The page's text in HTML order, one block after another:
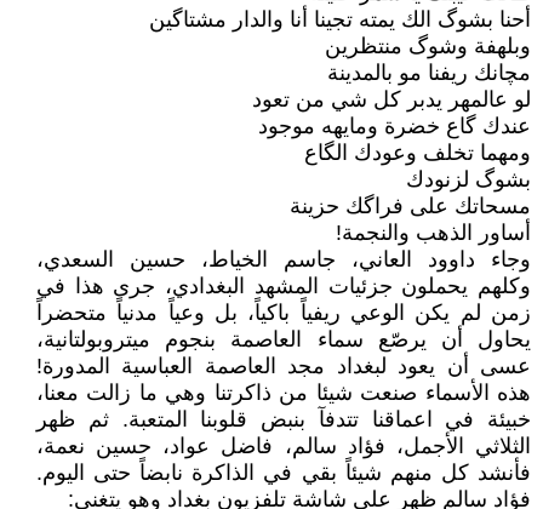
أحنا بشوگ الك يمته تجينا أنا والدار مشتاگين
وبلهفة وشوگ منتظرين
مچانك ريفنا مو بالمدينة
لو عالمهر يدبر كل شي من تعود
عندك گاع خضرة ومايهه موجود
ومهما تخلف وعودك الگاع
بشوگ لزنودك
مسحاتك على فراگك حزينة
أساور الذهب والنجمة!
وجاء داوود العاني، جاسم الخياط، حسين السعدي،
وكلهم يحملون جزئيات المشهد البغدادي، جرى هذا في
زمن لم يكن الوعي ريفياً باكياً، بل وعياً مدنياً متحضراً
يحاول أن يرصّع سماء العاصمة بنجوم ميتروبولتانية،
عسى أن يعود لبغداد مجد العاصمة العباسية المدورة!
هذه الأسماء صنعت شيئا من ذاكرتنا وهي ما زالت معنا،
خبيئة في اعماقنا تتدفآ بنبض قلوبنا المتعبة. ثم ظهر
الثلاثي الأجمل، فؤاد سالم، فاضل عواد، حسين نعمة،
فأنشد كل منهم شيئاً بقي في الذاكرة نابضاً حتى اليوم.
فؤاد سالم ظهر على شاشة تلفزيون بغداد وهو يتغنى: